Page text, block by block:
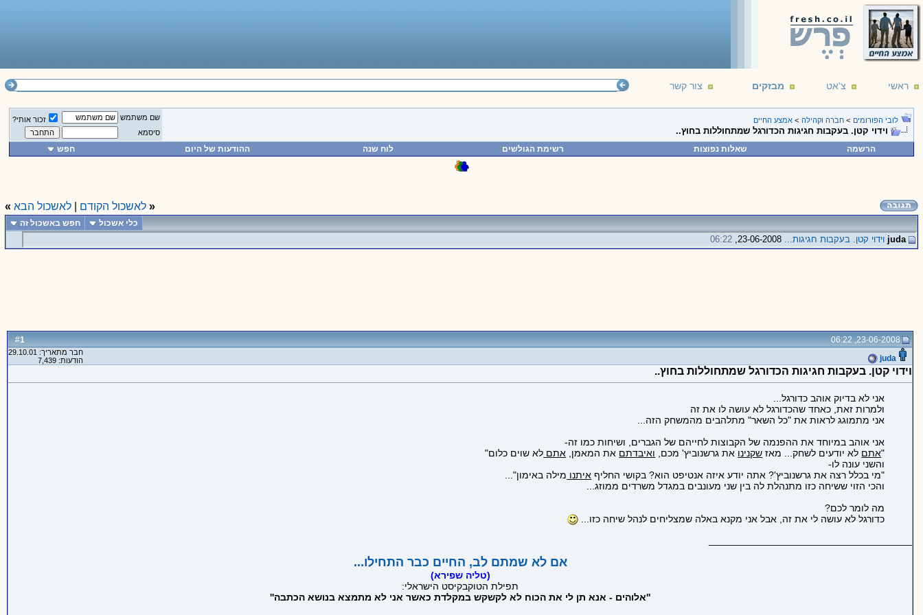
ראשי צ'אט מבזקים צור קשר
לובי הפורומים > חברה וקהילה > אמצע החיים
וידוי קטן. בעקבות חגיגות הכדורגל שמתחוללות בחוץ..
שם משתמש
זכור אותי?
סיסמא
הרשמה שאלות נפוצות רשימת הגולשים לוח שנה ההודעות של היום חפש
« לאשכול הקודם לאשכול הבא »
כלי אשכול חפש באשכול זה
juda וידוי קטן. בעקבות חגיגות... 06:22
#
1
23-06-2008, 06:22
juda
חבר מתאריך: 29.10.01
הודעות: 7,439
וידוי קטן. בעקבות חגיגות הכדורגל שמתחוללות בחוץ..
אני לא בדיוק אוהב כדורגל...
ולמרות זאת, כאחד שהכדורגל לא עושה לו את זה
אני מתמוגג לראות את "כל השאר" מתלהבים מהמשחק הזה...
אני אוהב במיוחד את ההפנמה של הקבוצות לחייהם של הגברים, ושיחות כמו זה-
"אתם לא יודעים לשחק... מאז שקנינו את גרשנוביץ' מכם, ואיבדתם את המאמן, אתם לא שוים כלום"
והשני עונה לו-
"מי בכלל רצה את גרשנוביץ'? אתה יודע איזה אנטיפט הוא? בקושי החליף איתנו מילה באימון"...
והכי הזוי ששיחה כזו מתנהלת לה בין שני מעונבים במגדל משרדים ממוזג...
מה לומר לכם?
כדורגל לא עושה לי את זה, אבל אני מקנא באלה שמצליחים לנהל שיחה כזו...
אם לא שמתם לב, החיים כבר התחילו...
(טליה שפירא)
תפילת הטוקבקיסט הישראלי:
''אלוהים - אנא תן לי את הכוח לא לקשקש במקלדת כאשר אני לא מתמצא בנושא הכתבה''